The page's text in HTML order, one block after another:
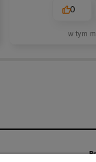
0
w tym